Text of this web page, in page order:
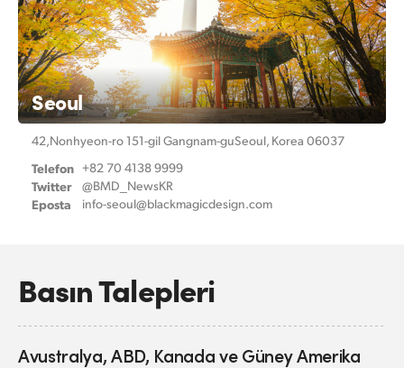
Seoul
42,Nonhyeon-ro 151-gil Gangnam-guSeoul, Korea 06037
Telefon
Twitter
Eposta
+82 70 4138 9999
@BMD_NewsKR
info-seoul@blackmagicdesign.com
Basın Talepleri
Avustralya, ABD, Kanada ve Güney Amerika